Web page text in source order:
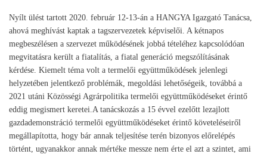
Nyílt ülést tartott 2020. február 12-13-án a HANGYA Igazgató Tanácsa,
ahová meghívást kaptak a tagszervezetek képviselői. A kétnapos
megbeszélésen a szervezet működésének jobbá tételéhez kapcsolódóan
megvitatásra került a fiatalítás, a fiatal generáció megszólításának
kérdése. Kiemelt téma volt a termelői együttműködések jelenlegi
helyzetében jelentkező problémák, megoldási lehetőségeik, továbbá a
2021 utáni Közösségi Agrárpolitika termelői együttműködéseket érintő
eddig megismert keretei.A tanácskozás a 15 évvel ezelőtt lezajlott
gazdademonstráció termelői együttműködéseket érintő követeléseiről
megállapította, hogy bár annak teljesítése terén bizonyos előrelépés
történt, ugyanakkor annak mértéke messze nem érte el azt a szintet, ami